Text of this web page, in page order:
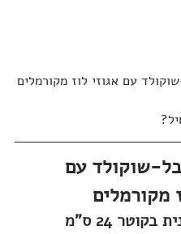
עם אגוזי לוז מקורמלים
שוקולד עם
מקורמלים
24 ס"מ